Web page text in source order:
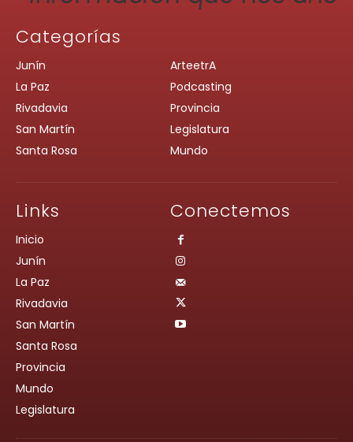
Categorías
Junín
La Paz
Rivadavia
San Martín
Santa Rosa
ArteetrA
Podcasting
Provincia
Legislatura
Mundo
Links
Inicio
Junín
La Paz
Rivadavia
San Martín
Santa Rosa
Provincia
Mundo
Legislatura
Conectemos